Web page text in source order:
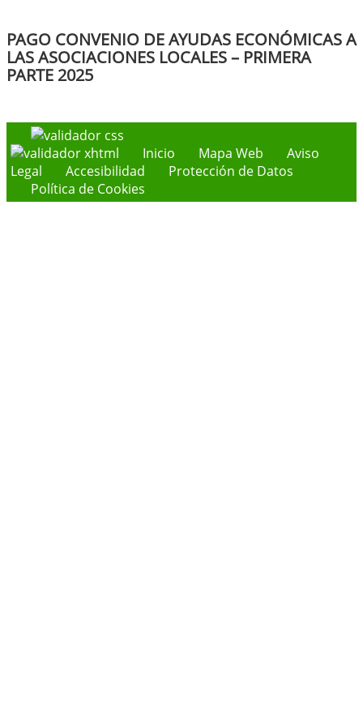
PAGO CONVENIO DE AYUDAS ECONÓMICAS A
LAS ASOCIACIONES LOCALES – PRIMERA
PARTE 2025
Inicio Mapa Web
Aviso
Legal
Accesibilidad
Protección de Datos
Política de Cookies